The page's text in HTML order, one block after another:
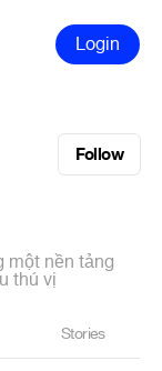
Login
Follow
một nền tảng
thú vị
Stories